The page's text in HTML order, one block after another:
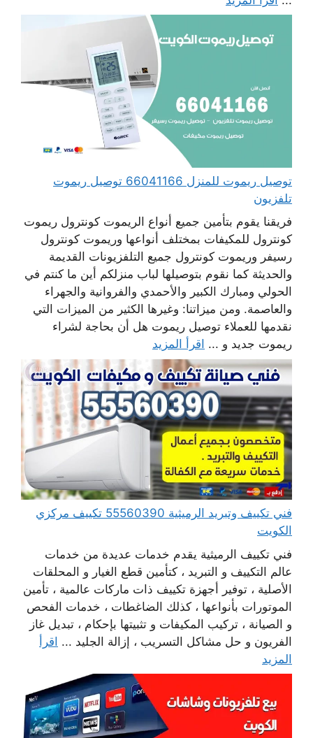
توصيل ريموت للمنزل 66041166 توصيل ريموت
تلفزيون
فريقنا يقوم بتأمين جميع أنواع الريموت كونترول ريموت
كونترول للمكيفات بمختلف أنواعها وريموت كونترول
رسيفر وريموت كونترول جميع التلفزيونات القديمة
والحديثة كما نقوم بتوصيلها لباب منزلكم أين ما كنتم في
الحولي ومبارك الكبير والأحمدي والفروانية والجهراء
والعاصمة. ومن ميزاتنا: وغيرها الكثير من الميزات التي
نقدمها للعملاء توصيل ريموت هل أن بحاجة لشراء
ريموت جديد و ... اقرأ المزيد
فني تكييف وتبريد الرميثية 55560390 تكييف مركزي
الكويت
فني تكييف الرميثية يقدم خدمات عديدة من خدمات
عالم التكييف و التبريد ، كتأمين قطع الغيار و المحلقات
الأصلية ، توفير أجهزة تكييف ذات ماركات عالمية ، تأمين
الموتورات بأنواعها ، كذلك الضاغطات ، خدمات الفحص
و الصيانة ، تركيب المكيفات و تثبيتها بإحكام ، تبديل غاز
الفريون و حل مشاكل التسريب ، إزالة الجليد ... اقرأ
المزيد